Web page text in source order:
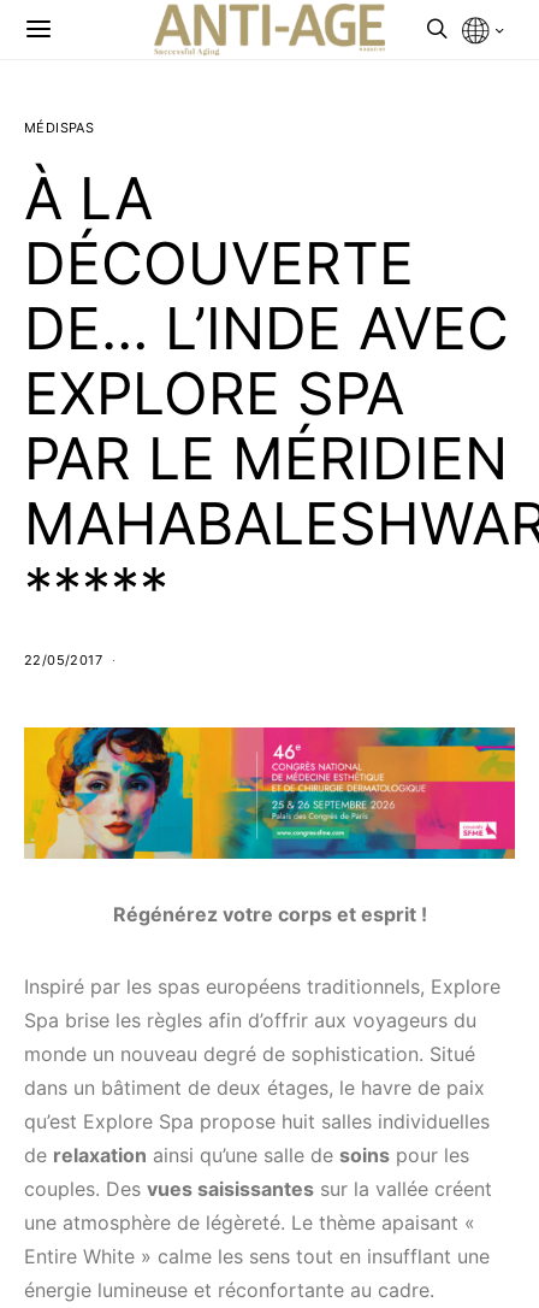
MÉDISPAS
À LA
DÉCOUVERTE
DE… L’INDE AVEC
EXPLORE SPA
PAR LE MÉRIDIEN
*****
22/05/2017
Régénérez votre corps et esprit !
Inspiré par les spas européens traditionnels, Explore
Spa brise les règles afin d’offrir aux voyageurs du
monde un nouveau degré de sophistication. Situé
dans un bâtiment de deux étages, le havre de paix
qu’est Explore Spa propose huit salles individuelles
de relaxation ainsi qu’une salle de soins pour les
couples. Des vues saisissantes sur la vallée créent
une atmosphère de légèreté. Le thème apaisant «
Entire White » calme les sens tout en insufflant une
énergie lumineuse et réconfortante au cadre.